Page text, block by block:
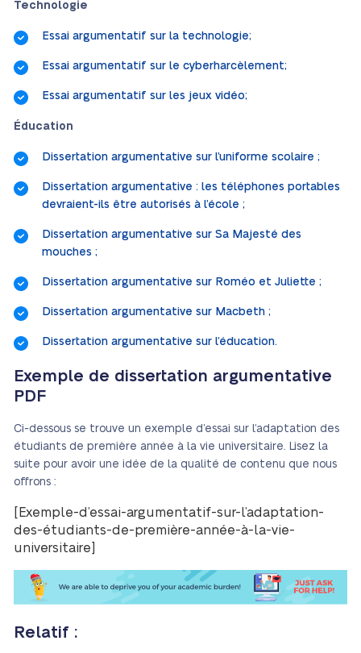
Technologie
Essai argumentatif sur la technologie;
Essai argumentatif sur le cyberharcèlement;
Essai argumentatif sur les jeux vidéo;
Éducation
Dissertation argumentative sur l’uniforme scolaire ;
Dissertation argumentative : les téléphones portables
devraient-ils être autorisés à l’école ;
Dissertation argumentative sur Sa Majesté des
mouches ;
Dissertation argumentative sur Roméo et Juliette ;
Dissertation argumentative sur Macbeth ;
Dissertation argumentative sur l’éducation.
Exemple de dissertation argumentative
PDF
Ci-dessous se trouve un exemple d’essai sur l’adaptation des
étudiants de première année à la vie universitaire. Lisez la
suite pour avoir une idée de la qualité de contenu que nous
offrons :
[Exemple-d’essai-argumentatif-sur-l’adaptation-
des-étudiants-de-première-année-à-la-vie-
universitaire]
Relatif :